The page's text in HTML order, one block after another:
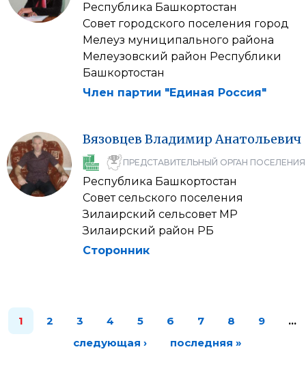
Республика Башкортостан
Совет городского поселения город
Мелеуз муниципального района
Мелеузовский район Республики
Башкортостан
Член партии "Единая Россия"
Вязовцев Владимир Анатольевич
ПРЕДСТАВИТЕЛЬНЫЙ ОРГАН ПОСЕЛЕНИЯ
Республика Башкортостан
Совет сельского поселения
Зилаирский сельсовет МР
Зилаирский район РБ
Сторонник
1 2 3 4 5 6 7 8 9
…
следующая ›
последняя »